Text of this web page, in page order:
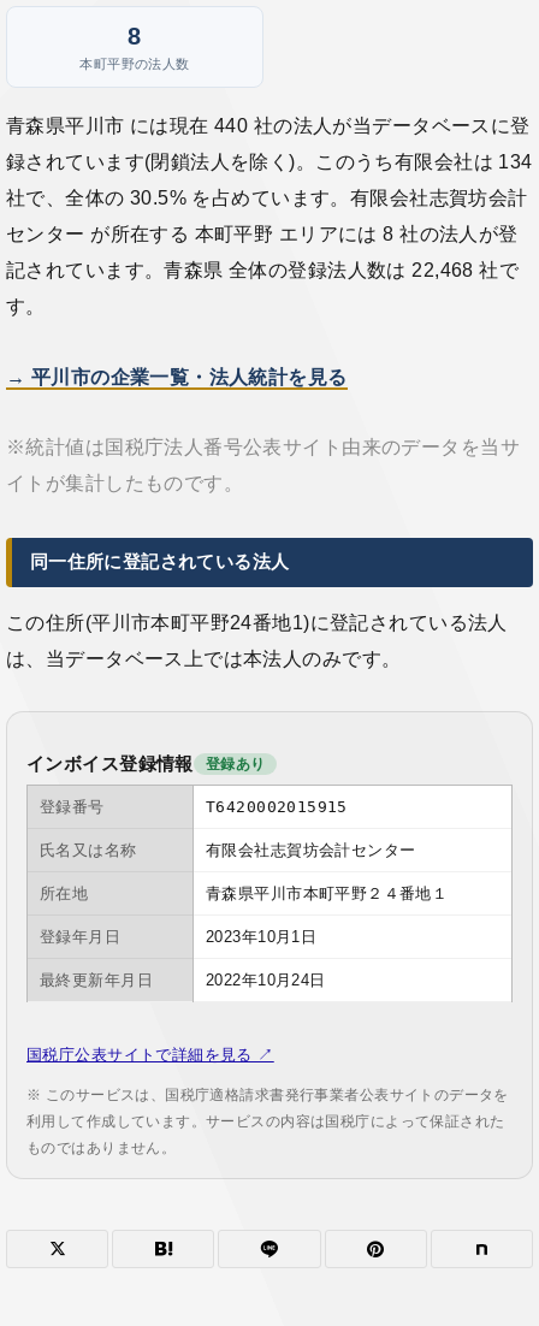
8
本町平野の法人数
青森県平川市 には現在 440 社の法人が当データベースに登
録されています(閉鎖法人を除く)。このうち有限会社は 134
社で、全体の 30.5% を占めています。有限会社志賀坊会計
センター が所在する 本町平野 エリアには 8 社の法人が登
記されています。青森県 全体の登録法人数は 22,468 社で
す。
→ 平川市の企業一覧・法人統計を見る
※統計値は国税庁法人番号公表サイト由来のデータを当サ
イトが集計したものです。
同一住所に登記されている法人
この住所(平川市本町平野24番地1)に登記されている法人
は、当データベース上では本法人のみです。
インボイス登録情報 登録あり
登録番号 T6420002015915
氏名又は名称 有限会社志賀坊会計センター
所在地 青森県平川市本町平野２４番地１
登録年月日 2023年10月1日
最終更新年月日 2022年10月24日
国税庁公表サイトで詳細を見る ↗
※ このサービスは、国税庁適格請求書発行事業者公表サイトのデータを
利用して作成しています。サービスの内容は国税庁によって保証された
ものではありません。